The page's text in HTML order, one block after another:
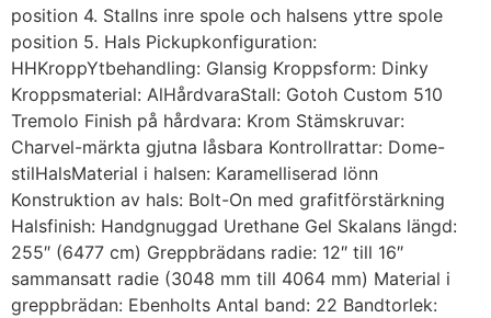
position 4. Stallns inre spole och halsens yttre spole
position 5. Hals Pickupkonfiguration:
HHKroppYtbehandling: Glansig Kroppsform: Dinky
Kroppsmaterial: AlHårdvaraStall: Gotoh Custom 510
Tremolo Finish på hårdvara: Krom Stämskruvar:
Charvel-märkta gjutna låsbara Kontrollrattar: Dome-
stilHalsMaterial i halsen: Karamelliserad lönn
Konstruktion av hals: Bolt-On med grafitförstärkning
Halsfinish: Handgnuggad Urethane Gel Skalans längd:
255″ (6477 cm) Greppbrädans radie: 12″ till 16″
sammansatt radie (3048 mm till 4064 mm) Material i
greppbrädan: Ebenholts Antal band: 22 Bandtorlek: